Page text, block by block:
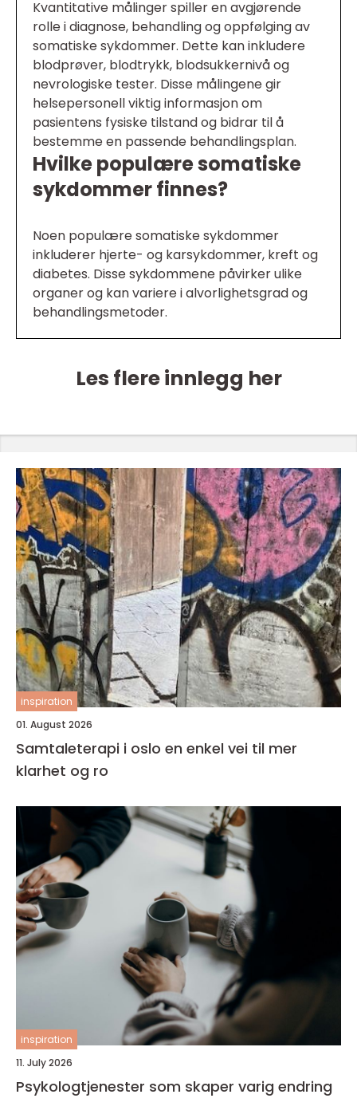
Kvantitative målinger spiller en avgjørende
rolle i diagnose, behandling og oppfølging av
somatiske sykdommer. Dette kan inkludere
blodprøver, blodtrykk, blodsukkernivå og
nevrologiske tester. Disse målingene gir
helsepersonell viktig informasjon om
pasientens fysiske tilstand og bidrar til å
bestemme en passende behandlingsplan.
Hvilke populære somatiske
sykdommer finnes?
Noen populære somatiske sykdommer
inkluderer hjerte- og karsykdommer, kreft og
diabetes. Disse sykdommene påvirker ulike
organer og kan variere i alvorlighetsgrad og
behandlingsmetoder.
Les flere innlegg her
inspiration
01. August 2026
Samtaleterapi i oslo en enkel vei til mer
klarhet og ro
inspiration
11. July 2026
Psykologtjenester som skaper varig endring